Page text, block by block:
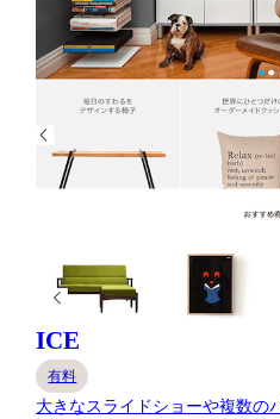
ICE
有料
大きなスライドショーや複数の